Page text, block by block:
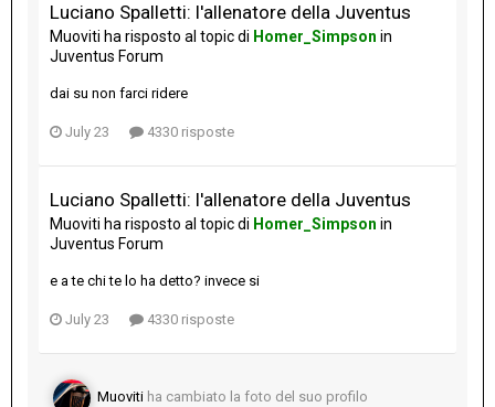
Luciano Spalletti: l'allenatore della Juventus
Muoviti ha risposto al topic di Homer_Simpson in
Juventus Forum
dai su non farci ridere
July 23 4330 risposte
Luciano Spalletti: l'allenatore della Juventus
Muoviti ha risposto al topic di Homer_Simpson in
Juventus Forum
e a te chi te lo ha detto? invece si
July 23 4330 risposte
Muoviti ha cambiato la foto del suo profilo